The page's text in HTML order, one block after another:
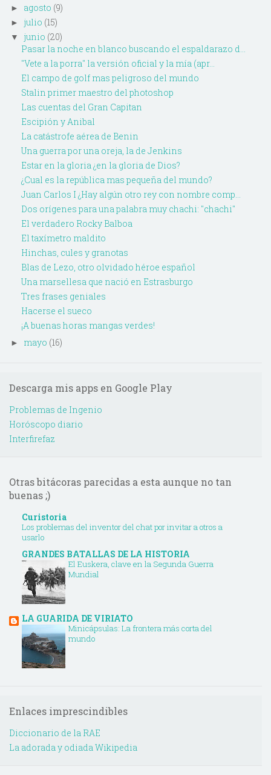
► agosto (9)
► julio (15)
▼ junio (20)
Pasar la noche en blanco buscando el espaldarazo d...
"Vete a la porra" la versión oficial y la mía (apr...
El campo de golf mas peligroso del mundo
Stalin primer maestro del photoshop
Las cuentas del Gran Capitan
Escipión y Anibal
La catástrofe aérea de Benin
Una guerra por una oreja, la de Jenkins
Estar en la gloria ¿en la gloria de Dios?
¿Cual es la república mas pequeña del mundo?
Juan Carlos I ¿Hay algún otro rey con nombre comp...
Dos orígenes para una palabra muy chachi: "chachi"
El verdadero Rocky Balboa
El taxímetro maldito
Hinchas, cules y granotas
Blas de Lezo, otro olvidado héroe español
Una marsellesa que nació en Estrasburgo
Tres frases geniales
Hacerse el sueco
¡A buenas horas mangas verdes!
► mayo (16)
Descarga mis apps en Google Play
Problemas de Ingenio
Horóscopo diario
Interfirefaz
Otras bitácoras parecidas a esta aunque no tan
buenas ;)
Curistoria
Los problemas del inventor del chat por invitar a otros a
usarlo
GRANDES BATALLAS DE LA HISTORIA
El Euskera, clave en la Segunda Guerra
Mundial
LA GUARIDA DE VIRIATO
Minicápsulas: La frontera más corta del
mundo
Enlaces imprescindibles
Diccionario de la RAE
La adorada y odiada Wikipedia